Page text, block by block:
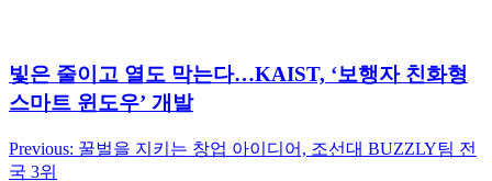
빛은 줄이고 열도 막는다…KAIST, ‘보행자 친화형
스마트 윈도우’ 개발
글
Previous: 꿀벌을 지키는 창업 아이디어, 조선대 BUZZLY팀 전
국 3위